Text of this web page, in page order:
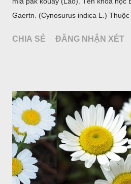
Gaertn. (Cynosurus indica L.)
CHIA SẺ ĐĂNG NHẬN XÉT